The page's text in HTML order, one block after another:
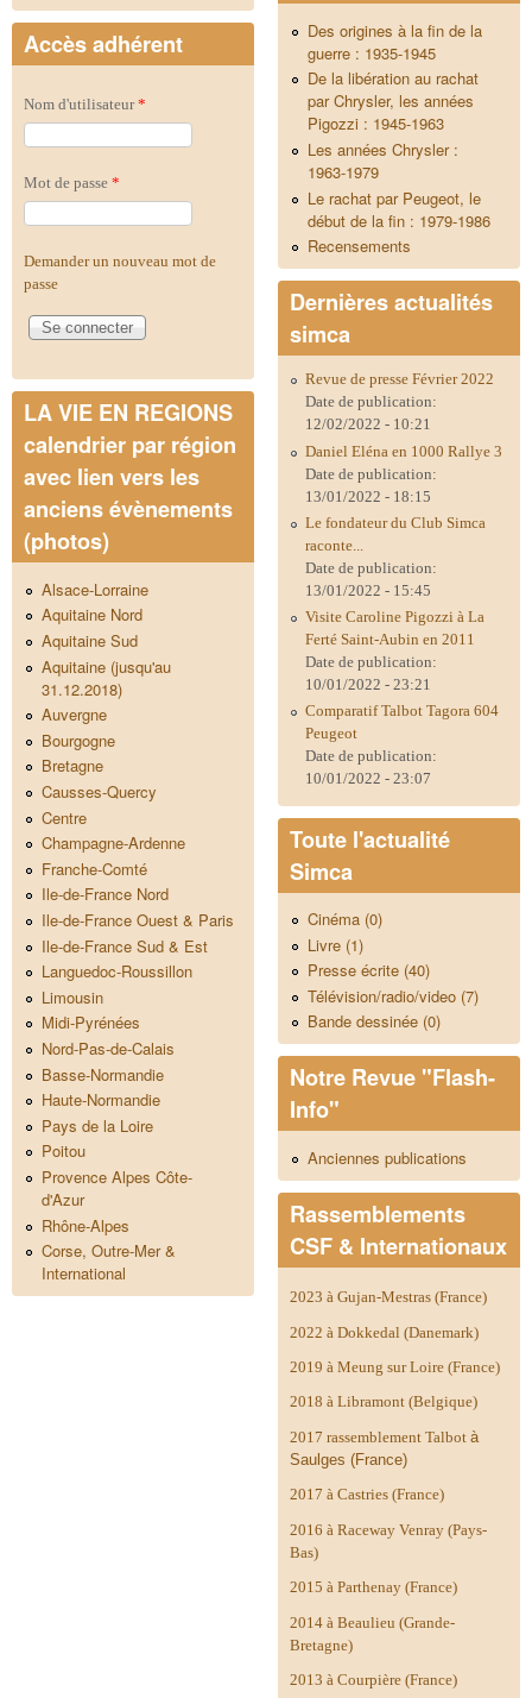
Accès adhérent
Nom d'utilisateur*
Mot de passe *
Demander un nouveau mot de
passe
LA VIE EN REGIONS
calendrier par région
avec lien vers les
anciens évènements
(photos)
Alsace-Lorraine
Aquitaine Nord
Aquitaine Sud
Aquitaine (jusqu'au
31.12.2018)
Auvergne
Bourgogne
Bretagne
Causses-Quercy
Centre
Champagne-Ardenne
Franche-Comté
Ile-de-France Nord
Ile-de-France Ouest & Paris
Ile-de-France Sud & Est
Languedoc-Roussillon
Limousin
Midi-Pyrénées
Nord-Pas-de-Calais
Basse-Normandie
Haute-Normandie
Pays de la Loire
Poitou
Provence Alpes Côte-
d'Azur
Rhône-Alpes
Corse, Outre-Mer &
International
Des origines à la fin de la
guerre : 1935-1945
De la libération au rachat
par Chrysler, les années
Pigozzi : 1945-1963
Les années Chrysler :
1963-1979
Le rachat par Peugeot, le
début de la fin : 1979-1986
Recensements
Dernières actualités
simca
Revue de presse Février 2022
Date de publication:
12/02/2022 - 10:21
Daniel Eléna en 1000 Rallye 3
Date de publication:
13/01/2022 - 18:15
Le fondateur du Club Simca
raconte...
Date de publication:
13/01/2022 - 15:45
Visite Caroline Pigozzi à La
Ferté Saint-Aubin en 2011
Date de publication:
10/01/2022 - 23:21
Comparatif Talbot Tagora 604
Peugeot
Date de publication:
10/01/2022 - 23:07
Toute l'actualité
Simca
Cinéma (0)
Livre (1)
Presse écrite (40)
Télévision/radio/video (7)
Bande dessinée (0)
Notre Revue "Flash-
Info"
Anciennes publications
Rassemblements
CSF & Internationaux
2023 à Gujan-Mestras (France)
2022 à Dokkedal (Danemark)
2019 à Meung sur Loire (France)
2018 à Libramont (Belgique)
2017 rassemblement Talbot à
Saulges (France)
2017 à Castries (France)
2016 à Raceway Venray (Pays-
Bas)
2015 à Parthenay (France)
2014 à Beaulieu (Grande-
Bretagne)
2013 à Courpière (France)